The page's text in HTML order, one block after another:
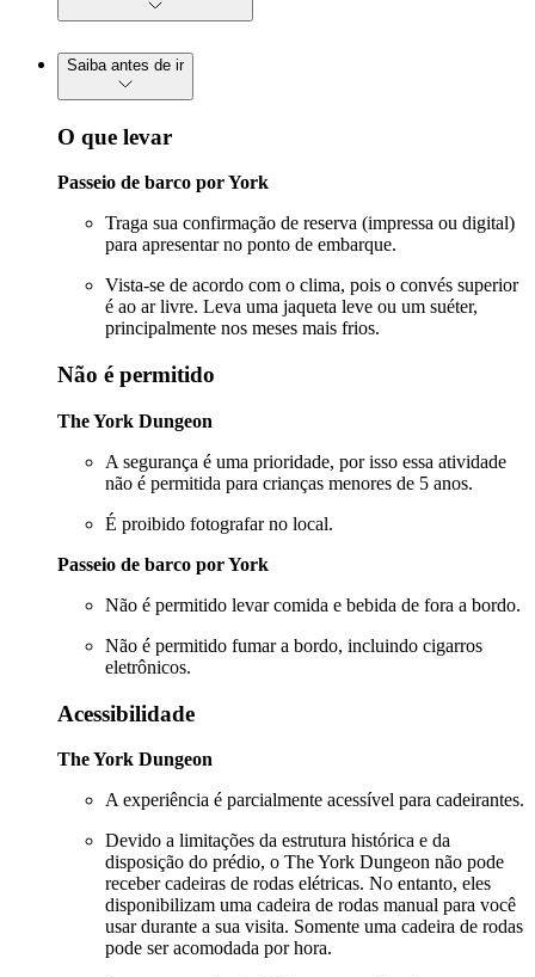
Saiba antes de ir
O que levar
Passeio de barco por York
Traga sua confirmação de reserva (impressa ou digital)
para apresentar no ponto de embarque.
Vista-se de acordo com o clima, pois o convés superior
é ao ar livre. Leva uma jaqueta leve ou um suéter,
principalmente nos meses mais frios.
Não é permitido
The York Dungeon
A segurança é uma prioridade, por isso essa atividade
não é permitida para crianças menores de 5 anos.
É proibido fotografar no local.
Passeio de barco por York
Não é permitido levar comida e bebida de fora a bordo.
Não é permitido fumar a bordo, incluindo cigarros
eletrônicos.
Acessibilidade
The York Dungeon
A experiência é parcialmente acessível para cadeirantes.
Devido a limitações da estrutura histórica e da
disposição do prédio, o The York Dungeon não pode
receber cadeiras de rodas elétricas. No entanto, eles
disponibilizam uma cadeira de rodas manual para você
usar durante a sua visita. Somente uma cadeira de rodas
pode ser acomodada por hora.